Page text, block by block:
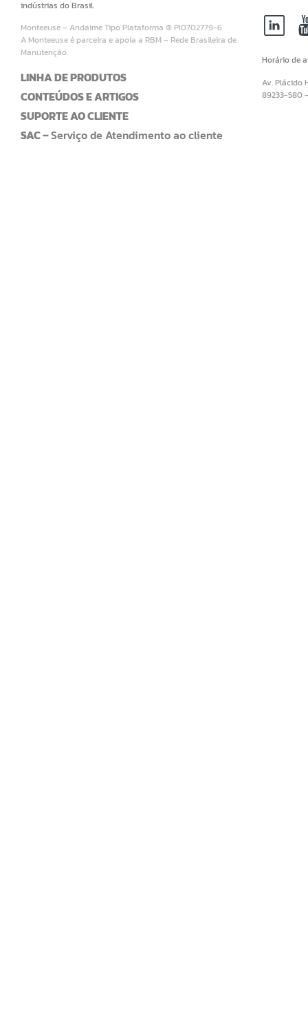
indústrias do Brasil.
Monteeuse – Andaime Tipo Plataforma ® PI0702779-6
A Monteeuse é parceira e apoia a RBM – Rede Brasileira de
Manutenção.
LINHA DE PRODUTOS
CONTEÚDOS E ARTIGOS
SUPORTE AO CLIENTE
SAC –Serviço de Atendimento ao cliente
Horário de
Av. Plácido
89233-580